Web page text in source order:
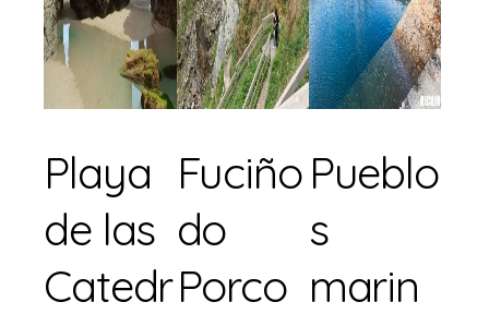
Playa
de las
Catedr
Fuciño
do
Porco
Pueblo
s
marin